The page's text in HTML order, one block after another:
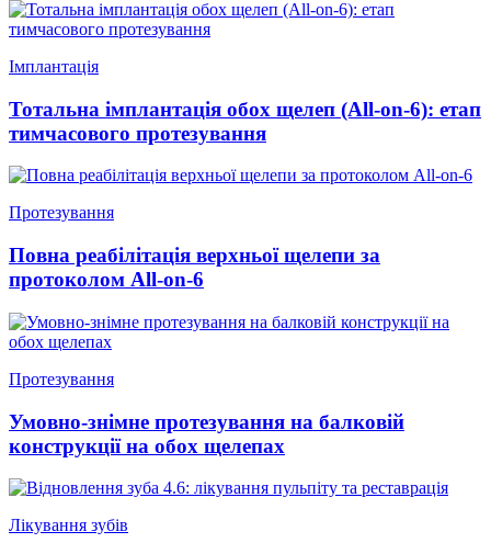
Імплантація
Тотальна імплантація обох щелеп (All-on-6): етап
тимчасового протезування
Протезування
Повна реабілітація верхньої щелепи за
протоколом All-on-6
Протезування
Умовно-знімне протезування на балковій
конструкції на обох щелепах
Лікування зубів